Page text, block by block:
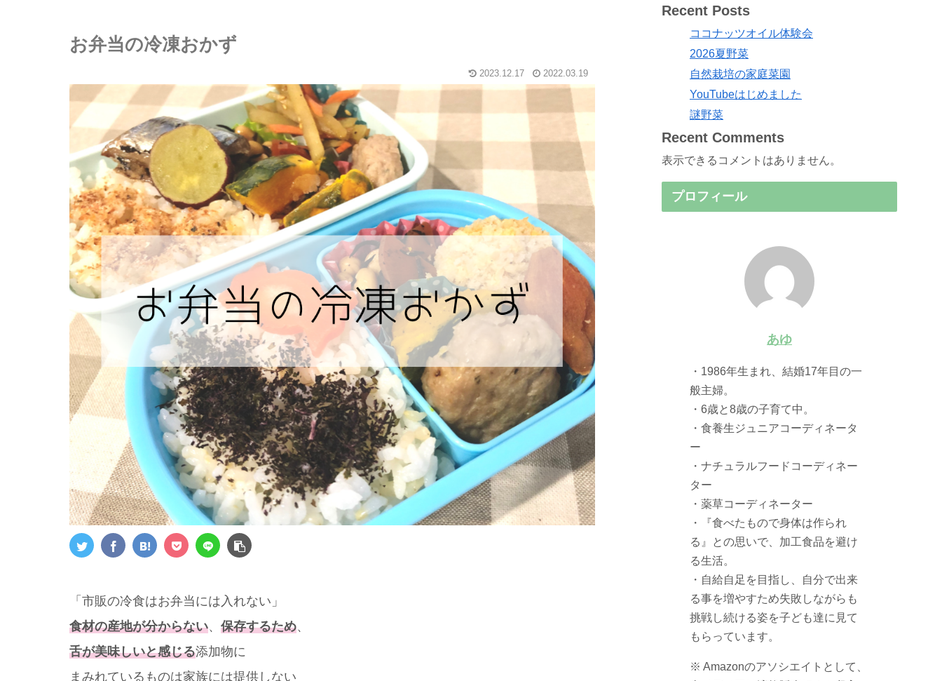
お弁当の冷凍おかず
2023.12.17 2022.03.19
「市販の冷食はお弁当には入れない」
食材の産地が分からない、 保存するため、
舌が美味しいと感じる添加物に
まみれているものは家族には提供しない
Recent Posts
ココナッツオイル体験会
2026夏野菜
自然栽培の家庭菜園
YouTubeはじめました
謎野菜
Recent Comments
表示できるコメントはありません。
プロフィール
あゆ
・1986年生まれ、結婚17年目の一
般主婦。
・6歳と8歳の子育て中。
・食養生ジュニアコーディネータ
ー
・ナチュラルフードコーディネー
ター
・薬草コーディネーター
・『食べたもので身体は作られ
る』との思いで、加工食品を避け
る生活。
・自給自足を目指し、自分で出来
る事を増やすため失敗しながらも
挑戦し続ける姿を子ども達に見て
もらっています。
※ Amazonのアソシエイトとして、